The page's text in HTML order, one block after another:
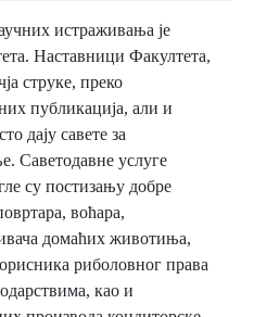
истраживања је
Наставници Факултета,
струке, преко
публикација, али и
дају савете за
Саветодавне услуге
су постизању добре
воћара,
домаћих животиња,
риболовног права
као и